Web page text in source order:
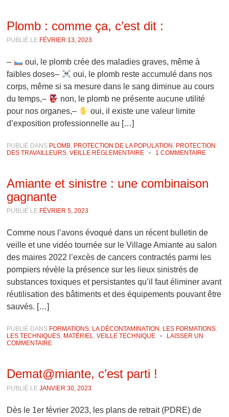
Plomb : comme ça, c’est dit :
PUBLIÉ LE FÉVRIER 13, 2023
–
oui, le plomb crée des maladies graves, même à
faibles doses–
oui, le plomb reste accumulé dans nos
corps, même si sa mesure dans le sang diminue au cours
du temps,–
non, le plomb ne présente aucune utilité
pour nos organes,–
oui, il existe une valeur limite
d’exposition professionnelle au […]
PUBLIÉ DANS PLOMB, PROTECTION DE LA POPULATION , PROTECTION
DES TRAVAILLEURS,VEILLE RÉGLEMENTAIRE • 1 COMMENTAIRE
Amiante et sinistre : une combinaison
gagnante
PUBLIÉ LE FÉVRIER 5, 2023
Comme nous l’avons évoqué dans un récent bulletin de
veille et une vidéo tournée sur le Village Amiante au salon
des maires 2022 l’excès de cancers contractés parmi les
pompiers révèle la présence sur les lieux sinistrés de
substances toxiques et persistantes qu’il faut éliminer avant
réutilisation des bâtiments et des équipements pouvant être
sauvés. […]
PUBLIÉ DANS FORMATIONS, LA DÉCONTAMINATION , LES FORMATIONS,
LES TECHNIQUES, MATÉRIEL,VEILLE TECHNIQUE •
LAISSER UN
COMMENTAIRE
Demat@miante, c’est parti !
PUBLIÉ LEJANVIER 30, 2023
Dès le 1er février 2023, les plans de retrait (PDRE) de